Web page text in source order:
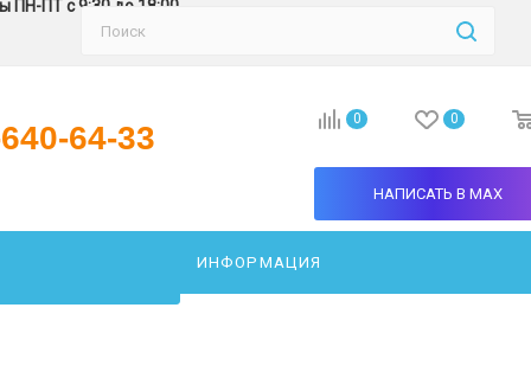
ПН-ПТ с 9:30 до 18:00
64-33
0 0
НАПИСАТЬ В MAX
ИНФОРМАЦИЯ